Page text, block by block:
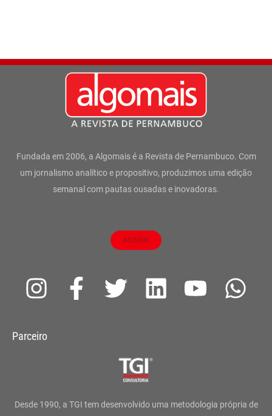
Fundada em 2006, a Algomais é a Revista de Pernambuco. Com
um jornalismo analítico e propositivo, produzimos uma edição
semanal com pautas ousadas e inovadoras.
ASSINE
I
s
g
F
a
o
T
t
e
L
d
Y
b
W
a
Parceiro
Desde 1990, a TGI tem desenvolvido uma metodologia própria de